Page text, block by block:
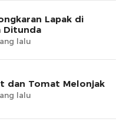
Lapak di
Ditunda
lalu
dan Tomat Melonjak
lalu